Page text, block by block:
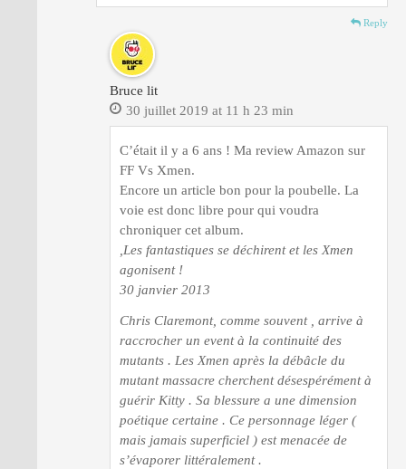
Reply
Bruce lit
30 juillet 2019 at 11 h 23 min
C’était il y a 6 ans ! Ma review Amazon sur
FF Vs Xmen.
Encore un article bon pour la poubelle. La
voie est donc libre pour qui voudra
chroniquer cet album.
,Les fantastiques se déchirent et les Xmen
agonisent !
30 janvier 2013
Chris Claremont, comme souvent , arrive à
raccrocher un event à la continuité des
mutants . Les Xmen après la débâcle du
mutant massacre cherchent désespérément à
guérir Kitty . Sa blessure a une dimension
poétique certaine . Ce personnage léger (
mais jamais superficiel ) est menacée de
s’évaporer littéralement .